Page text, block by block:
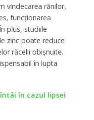
vindecarea rănilor,
funcționarea
plus, studiile
zinc poate reduce
răcelii obișnuite.
în lupta
în cazul lipsei